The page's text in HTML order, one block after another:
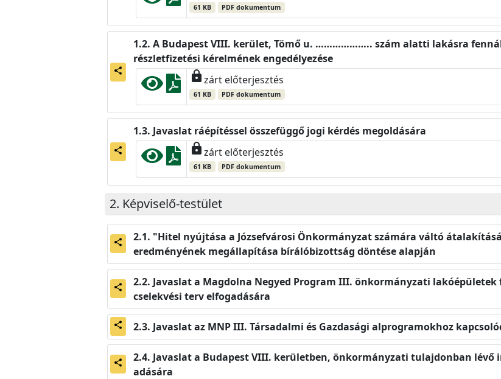
61 KB PDF dokumentum
share
A Budapest VIII. kerület, Tömő u. ……………….. szám alatti lakásra
részletfizetési kérelmének engedélyezése
lockzárt előterjesztés
61 KB PDF dokumentum
share
Javaslat ráépítéssel összefüggő jogi kérdés megoldására
lockzárt előterjesztés
61 KB PDF dokumentum
Képviselő-testület
share
"Hitel nyújtása a Józsefvárosi Önkormányzat számára váltó
eredményének megállapítása bírálóbizottság döntése alapján
share
Javaslat a Magdolna Negyed Program III. önkormányzati
cselekvési terv elfogadására
share Javaslat az MNP III. Társadalmi és Gazdasági alprogramokhoz
share
Javaslat a Budapest VIII. kerületben, önkormányzati tulajdonban
adására